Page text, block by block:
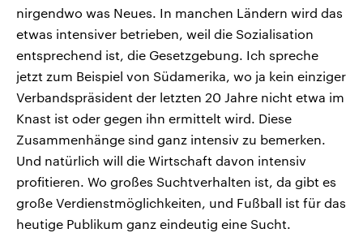
nirgendwo was Neues. In manchen Ländern wird das
etwas intensiver betrieben, weil die Sozialisation
entsprechend ist, die Gesetzgebung. Ich spreche
jetzt zum Beispiel von Südamerika, wo ja kein einziger
Verbandspräsident der letzten 20 Jahre nicht etwa im
Knast ist oder gegen ihn ermittelt wird. Diese
Zusammenhänge sind ganz intensiv zu bemerken.
Und natürlich will die Wirtschaft davon intensiv
profitieren. Wo großes Suchtverhalten ist, da gibt es
große Verdienstmöglichkeiten, und Fußball ist für das
heutige Publikum ganz eindeutig eine Sucht.